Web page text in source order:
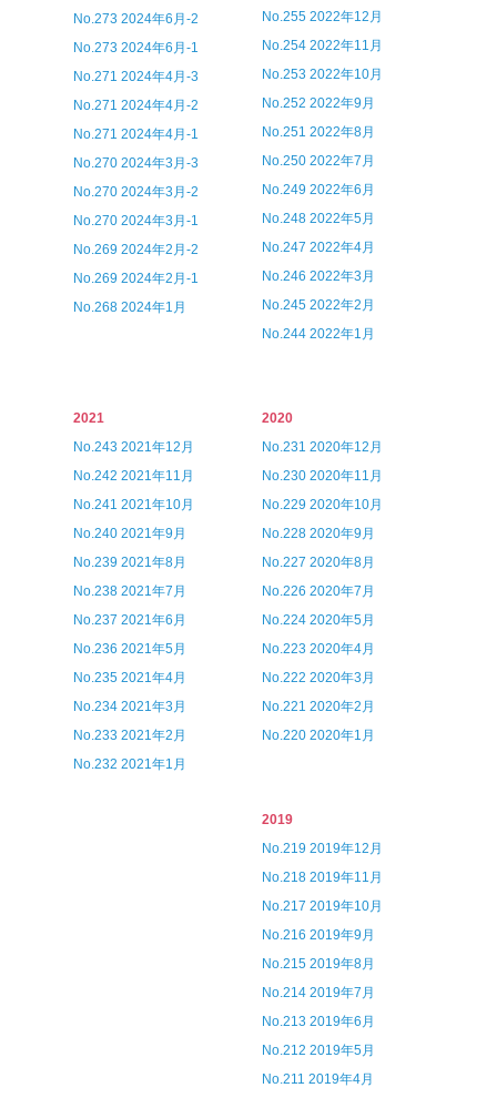
No.273 2024年6月-2
No.273 2024年6月-1
No.271 2024年4月-3
No.271 2024年4月-2
No.271 2024年4月-1
No.270 2024年3月-3
No.270 2024年3月-2
No.270 2024年3月-1
No.269 2024年2月-2
No.269 2024年2月-1
No.268 2024年1月
No.255 2022年12月
No.254 2022年11月
No.253 2022年10月
No.252 2022年9月
No.251 2022年8月
No.250 2022年7月
No.249 2022年6月
No.248 2022年5月
No.247 2022年4月
No.246 2022年3月
No.245 2022年2月
No.244 2022年1月
2021
No.243 2021年12月
No.242 2021年11月
No.241 2021年10月
No.240 2021年9月
No.239 2021年8月
No.238 2021年7月
No.237 2021年6月
No.236 2021年5月
No.235 2021年4月
No.234 2021年3月
No.233 2021年2月
No.232 2021年1月
2020
No.231 2020年12月
No.230 2020年11月
No.229 2020年10月
No.228 2020年9月
No.227 2020年8月
No.226 2020年7月
No.224 2020年5月
No.223 2020年4月
No.222 2020年3月
No.221 2020年2月
No.220 2020年1月
2019
No.219 2019年12月
No.218 2019年11月
No.217 2019年10月
No.216 2019年9月
No.215 2019年8月
No.214 2019年7月
No.213 2019年6月
No.212 2019年5月
No.211 2019年4月